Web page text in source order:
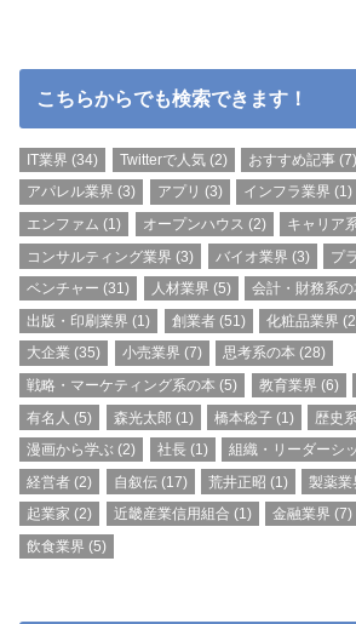
こちらからでも検索できます！
IT業界 (34) Twitterで人気(2) おすすめ記事(7)
アパレル業界 (3) アプリ (3) インフラ業界 (1)
エンファム (1) オープンハウス (2) キャリア
コンサルティング業界 (3) バイオ業界 (3) プ
ベンチャー (31) 人材業界 (5) 会計・財務系の
出版・印刷業界 (1) 創業者(51) 化粧品業界
大企業 (35) 小売業界 (7) 思考系の本 (28)
戦略・マーケティング系の本 (5) 教育業界 (6)
有名人 (5) 森光太郎 (1) 橋本稔子(1) 歴史
漫画から学ぶ (2) 社長(1) 組織・リーダーシ
経営者 (2) 自叙伝(17) 荒井正昭 (1) 製薬業
起業家 (2) 近畿産業信用組合 (1) 金融業界 (7)
飲食業界 (5)